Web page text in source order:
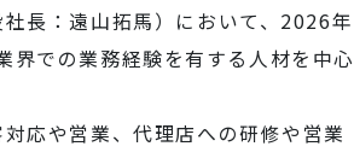
長：遠山拓馬）において、2026年
での業務経験を有する人材を中心
応や営業、代理店への研修や営業